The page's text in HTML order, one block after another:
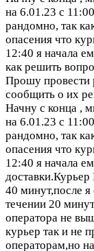
на 6.01.23 с
рандомно, так
опасения что
12:40 я начала
как решить
Прошу провести
сообщить о их
Начну с конца ,
на 6.01.23 с
рандомно, так
опасения что
12:40 я начала
40 минут,после я
течении 20
оператора не
курьер так и не
операторам,но